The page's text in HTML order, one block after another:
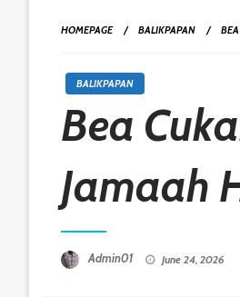
HOMEPAGE BALIKPAPAN
BALIKPAPAN
Bea
Jamaah
Admin01 June 24, 2026